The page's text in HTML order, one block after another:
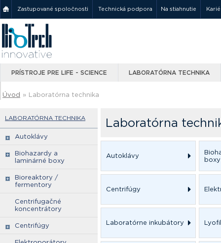
Zastupované spoločnosti Technická podpora Na stiahnutie
PRÍSTROJE PRE LIFE - SCIENCE LABORATÓRNA TECHNIKA
Úvod » Laboratórna technika
LABORATÓRNA TECHNIKA
Autoklávy
Biohazardy a
laminárné boxy
Bioreaktory /
fermentory
Centrifugačné
koncentrátory
Centrifúgy
Laboratórna
Autoklávy
boxy
Centrifúgy
Laboratórne inkubátory